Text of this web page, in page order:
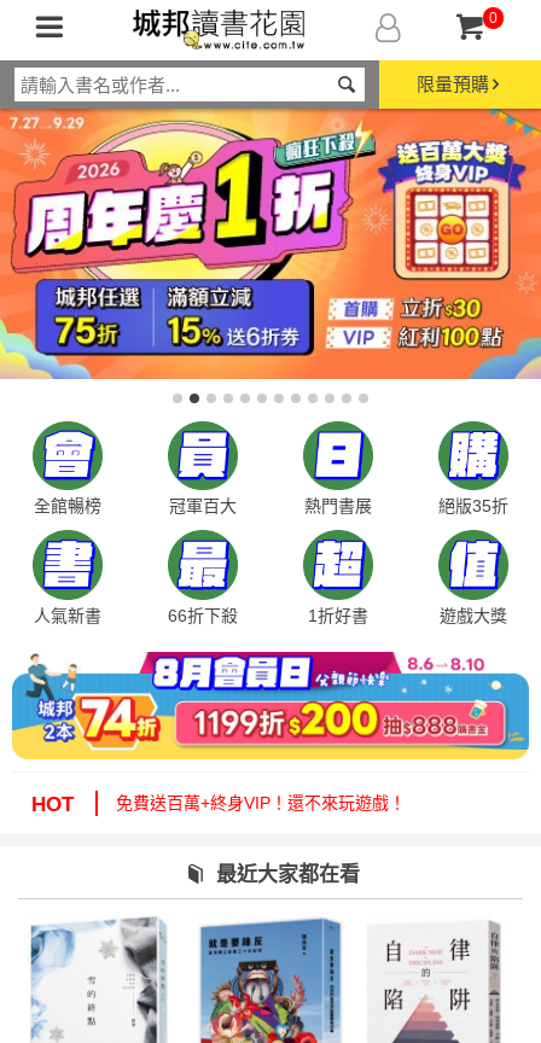
0
限量預購
全館暢榜 冠軍百大 熱門書展 絕版35折
人氣新書 66折下殺 1折好書 遊戲大獎
HOT
絕版35折，年度唯一！快來周年慶逛逛！
周年慶1折起！滿額再減15%送6折券！
最近大家都在看